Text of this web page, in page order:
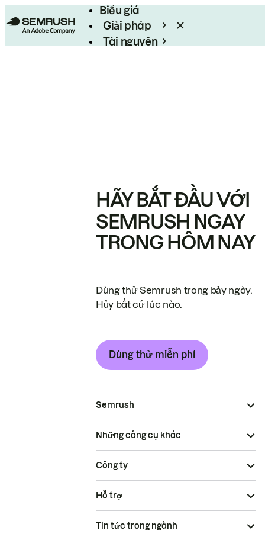
Biểu giá
Giải pháp
Tài nguyên
HÃY BẮT ĐẦU VỚI
SEMRUSH NGAY
TRONG HÔM NAY
Dùng thử Semrush trong bảy ngày.
Hủy bất cứ lúc nào.
Dùng thử miễn phí
Semrush
Những công cụ khác
Công ty
Hỗ trợ
Tin tức trong ngành